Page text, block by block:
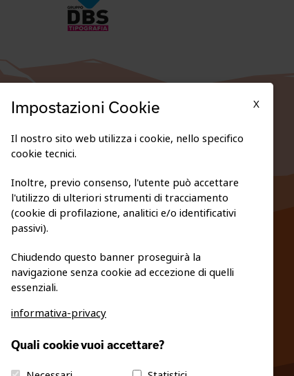
FEDERAZIONE TRASPARENTE
PRIVACY E COOKIE POLICY
info@fiso.it |fiso@pec-mail.eu
X
Impostazioni Cookie
Il nostro sito web utilizza i cookie, nello specifico
cookie tecnici.
Inoltre, previo consenso, l'utente può accettare
l'utilizzo di ulteriori strumenti di tracciamento
(cookie di profilazione, analitici e/o identificativi
passivi).
Chiudendo questo banner proseguirà la
navigazione senza cookie ad eccezione di quelli
essenziali.
informativa-privacy
Quali cookie vuoi accettare?